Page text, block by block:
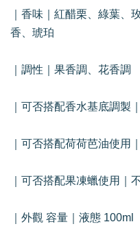
｜香味｜紅醋栗、綠葉、
香、琥珀
｜調性｜果香調、花香調
｜可否搭配香水基底調製
｜可否搭配荷荷芭油使用
｜可否搭配果凍蠟使用｜
｜外觀 容量｜液態 100ml